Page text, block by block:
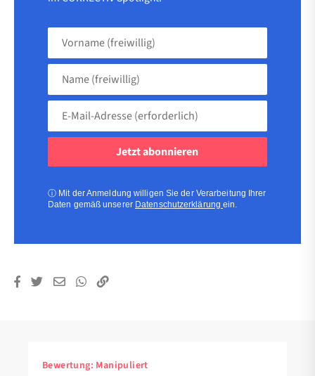
Vorname
Name
(freiwillig)
Adresse
ⓘ Mit der Anmeldung willigen Sie der Verarbeitung Ihrer
Daten gemäß unserer Datenschutzerklärungein.
Bewertung: Manipuliert